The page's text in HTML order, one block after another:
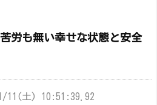
労も無い幸せな状態と安全
11(土) 10:51:39.92